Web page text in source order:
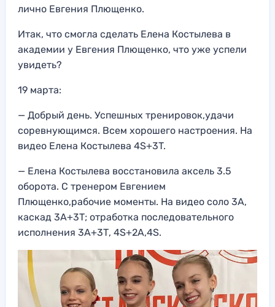
лично Евгения Плющенко.
Итак, что смогла сделать Елена Костылева в
академии у Евгения Плющенко, что уже успели
увидеть?
19 марта:
— Добрый день. Успешных тренировок,удачи
соревнующимся. Всем хорошего настроения. На
видео Елена Костылева 4S+3T.
— Елена Костылева восстановила аксель 3.5
оборота. С тренером Евгением
Плющенко,рабочие моменты. На видео соло 3А,
каскад 3А+3Т; отработка последовательного
исполнения 3А+3Т, 4S+2A,4S.